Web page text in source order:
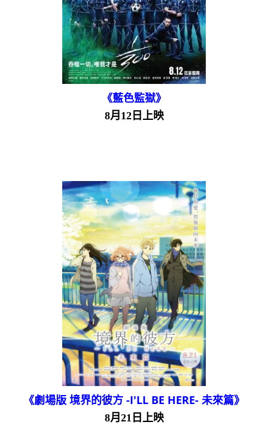
《藍色監獄》
8月12日上映
《劇場版 境界的彼方 -I'LL BE HERE- 未來篇》
8月21日上映